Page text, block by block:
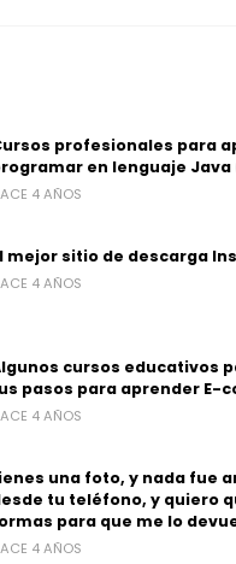
profesionales para
en lenguaje Java
4 AÑOS
mejor sitio de descarga
4 AÑOS
cursos educativos
pasos para aprender E-
4 AÑOS
una foto, y nada fue
tu teléfono, y quiero
para que me lo
4 AÑOS